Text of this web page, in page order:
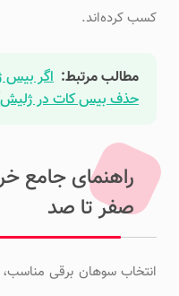
کسب کرده‌اند.
مطالب مرتبط:
حذف بیس کات در
راهنمای جامع
صفر تا صد
انتخاب سوهان برقی